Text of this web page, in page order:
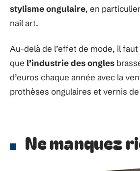
stylisme ongulaire, en
nail art.
Au-delà de l’effet de mode, il
que l’industrie des ongles
d’euros chaque année avec la
prothèses ongulaires et vernis
Ne manquez